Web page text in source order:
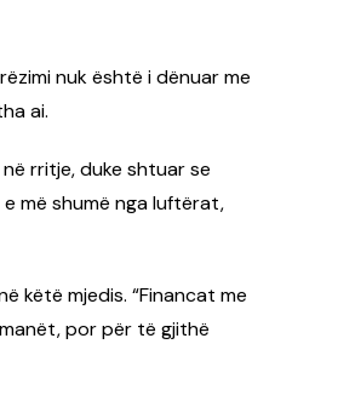
nuk është i dënuar me
ai.
rritje, duke shtuar se
më shumë nga luftërat,
këtë mjedis. “Financat me
por për të gjithë